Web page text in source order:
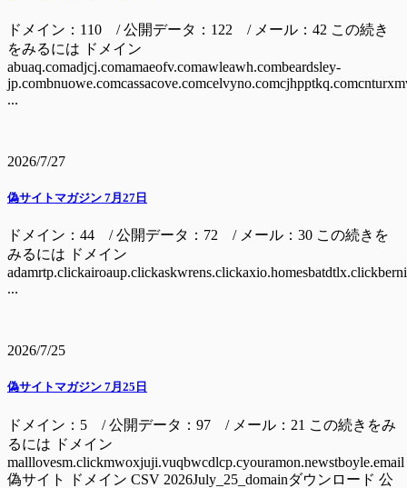
ドメイン：110 / 公開データ：122 / メール：42 この続き
をみるには ドメイン
abuaq.comadjcj.comamaeofv.comawleawh.combeardsley-
...
2026/7/27
偽サイトマガジン 7月27日
ドメイン：44 / 公開データ：72 / メール：30 この続きを
みるには ドメイン
...
2026/7/25
偽サイトマガジン 7月25日
ドメイン：5 / 公開データ：97 / メール：21 この続きをみ
るには ドメイン
malllovesm.clickmwoxjuji.vuqbwcdlcp.cyouramon.newstboyle.email
偽サイト ドメイン CSV 2026July_25_domainダウンロード 公